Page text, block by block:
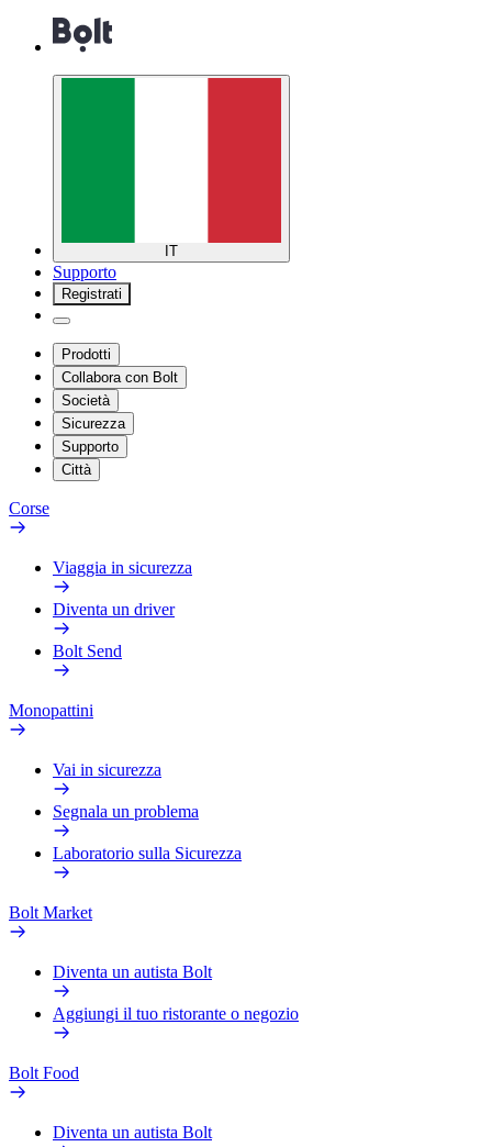
IT
Supporto
Registrati
Prodotti
Collabora con Bolt
Società
Sicurezza
Supporto
Città
Corse
Viaggia in sicurezza
Diventa un driver
Bolt Send
Monopattini
Vai in sicurezza
Segnala un problema
Laboratorio sulla Sicurezza
Bolt Market
Diventa un autista Bolt
Aggiungi il tuo ristorante o negozio
Bolt Food
Diventa un autista Bolt